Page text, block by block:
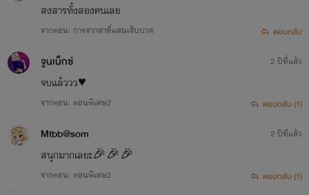
สงสารทั้งสองคนเลย
จากตอน: การจากลาที่แสนเจ็บปวด ตอบกลับ
จูนเน็กซ์
จบแล้ววว♥️
จากตอน: ตอนพิเศษ2
2 ปีที่แล้ว
ตอบกลับ (1)
Mtbb@som
สนุกมากเลยะ🎉🎉🎉
จากตอน: ตอนพิเศษ2
2 ปีที่แล้ว
ตอบกลับ (1)